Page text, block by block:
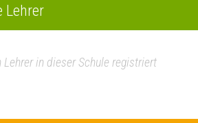
Lehrer
in dieser Schule registriert